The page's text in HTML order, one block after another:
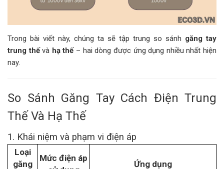
Trong bài viết này, chúng ta sẽ tập trung so sánh găng tay
trung thếvà hạ thế– hai dòng được ứng dụng nhiều nhất hiện
nay.
So Sánh Găng Tay Cách Điện Trung
Thế Và Hạ Thế
1. Khái niệm và phạm vi điện áp
Loại
găng
Mức điện áp
Ứng dụng